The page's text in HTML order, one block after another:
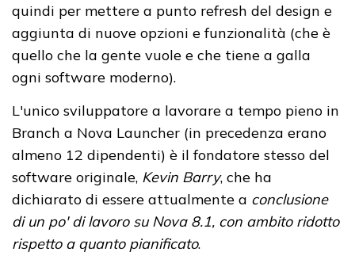
quindi per mettere a punto refresh del design e
aggiunta di nuove opzioni e funzionalità (che è
quello che la gente vuole e che tiene a galla
ogni software moderno).
L'unico sviluppatore a lavorare a tempo pieno in
Branch a Nova Launcher (in precedenza erano
almeno 12 dipendenti) è il fondatore stesso del
software originale, Kevin Barry, che ha
dichiarato di essere attualmente a conclusione
di un po' di lavoro su Nova 8.1, con ambito ridotto
rispetto a quanto pianificato.